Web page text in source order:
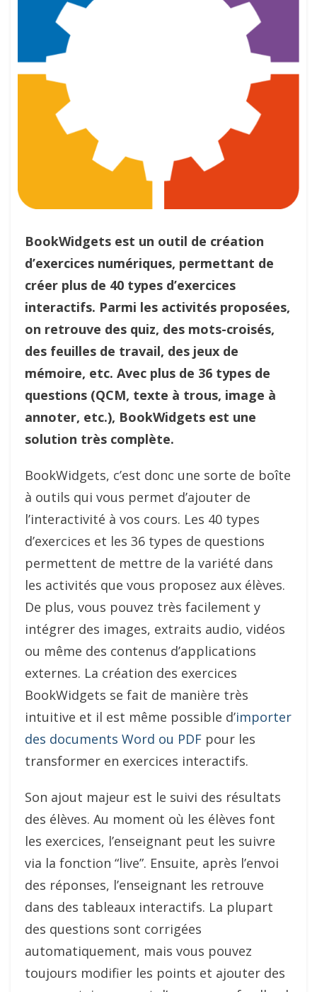
BookWidgets est un outil de création
d’exercices numériques, permettant de
créer plus de 40 types d’exercices
interactifs. Parmi les activités proposées,
on retrouve des quiz, des mots-croisés,
des feuilles de travail, des jeux de
mémoire, etc. Avec plus de 36 types de
questions (QCM, texte à trous, image à
annoter, etc.), BookWidgets est une
solution très complète.
BookWidgets, c’est donc une sorte de boîte
à outils qui vous permet d’ajouter de
l’interactivité à vos cours. Les 40 types
d’exercices et les 36 types de questions
permettent de mettre de la variété dans
les activités que vous proposez aux élèves.
De plus, vous pouvez très facilement y
intégrer des images, extraits audio, vidéos
ou même des contenus d’applications
externes. La création des exercices
BookWidgets se fait de manière très
intuitive et il est même possible d’importer
des documents Word ou PDF pour les
transformer en exercices interactifs.
Son ajout majeur est le suivi des résultats
des élèves. Au moment où les élèves font
les exercices, l’enseignant peut les suivre
via la fonction “live”. Ensuite, après l’envoi
des réponses, l’enseignant les retrouve
dans des tableaux interactifs. La plupart
des questions sont corrigées
automatiquement, mais vous pouvez
toujours modifier les points et ajouter des